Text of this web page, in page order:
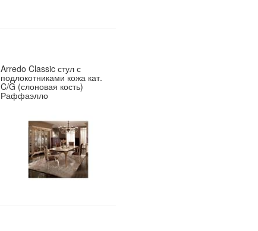
Arredo Classic стул с
подлокотниками кожа кат.
C/G (слоновая кость)
Раффаэлло